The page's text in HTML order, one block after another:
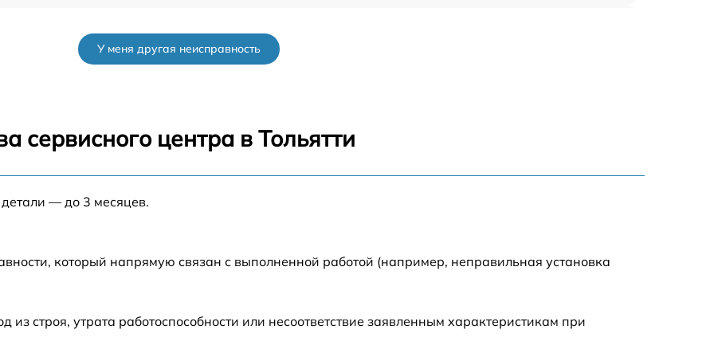
У меня другая неисправность
сервисного центра в Тольятти
— до 3 месяцев.
который напрямую связан с выполненной работой (например, неправильная установка
строя, утрата работоспособности или несоответствие заявленным характеристикам при